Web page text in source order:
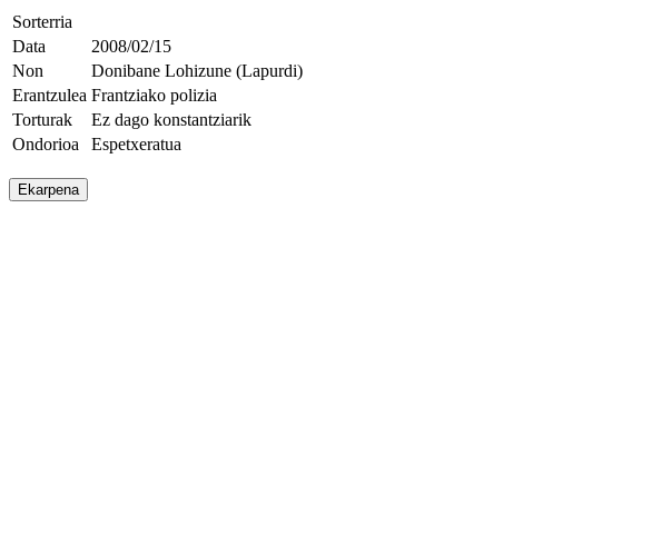
Sorterria
Data
2008/02/15
Non
Donibane Lohizune (Lapurdi)
Erantzulea Frantziako polizia
Torturak
Ez dago konstantziarik
Ondorioa
Espetxeratua